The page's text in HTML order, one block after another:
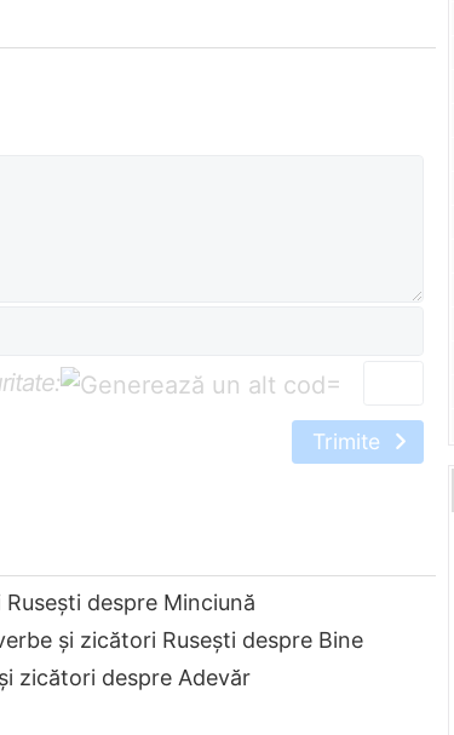
=
Trimite
despre Minciună
și zicători Ruseşti despre Bine
zicători despre Adevăr